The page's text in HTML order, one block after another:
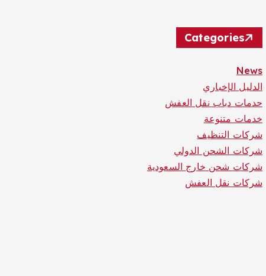
Categories
News
الدليل الإخباري
حدمات دباب نقل العفش
خدمات متنوعة
شركات التنظيف
شركات الشحن الدولي
شركات شحن خارج السعودية
شركات نقل العفش